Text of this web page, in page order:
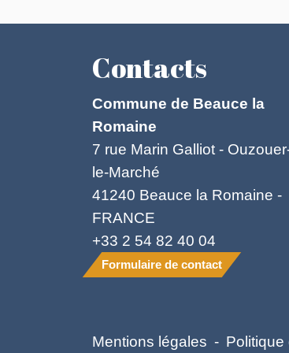
Contacts
Commune de Beauce la
Romaine
7 rue Marin Galliot -
le-Marché
41240 Beauce la Romaine -
FRANCE
+33 2 54 82 40 04
Formulaire de contact
Mentions légales - Politique